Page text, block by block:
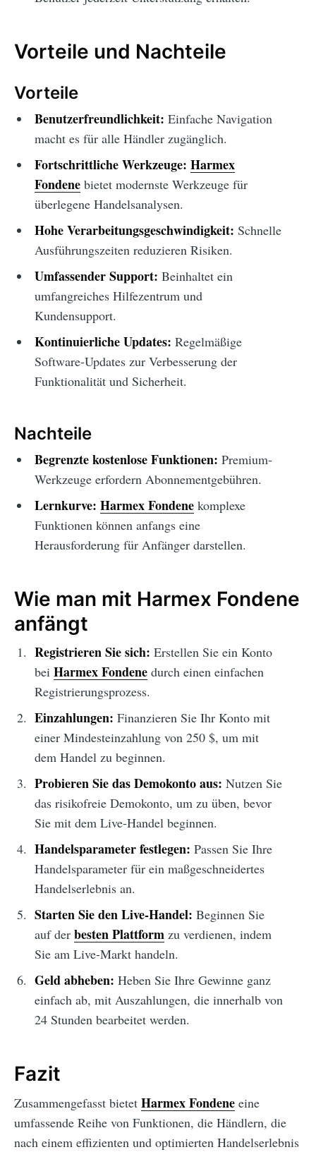
Vorteile und Nachteile
Vorteile
Benutzerfreundlichkeit: Einfache Navigation
macht es für alle Händler zugänglich.
Fortschrittliche Werkzeuge: Harmex
Fondenebietet modernste Werkzeuge für
überlegene Handelsanalysen.
Hohe Verarbeitungsgeschwindigkeit: Schnelle
Ausführungszeiten reduzieren Risiken.
Umfassender Support: Beinhaltet ein
umfangreiches Hilfezentrum und
Kundensupport.
Kontinuierliche Updates: Regelmäßige
Software-Updates zur Verbesserung der
Funktionalität und Sicherheit.
Nachteile
Begrenzte kostenlose Funktionen: Premium-
Werkzeuge erfordern Abonnementgebühren.
Lernkurve: Harmex Fondenekomplexe
Funktionen können anfangs eine
Herausforderung für Anfänger darstellen.
Wie man mit Harmex Fondene
anfängt
Registrieren Sie sich: Erstellen Sie ein Konto
bei Harmex Fondenedurch einen einfachen
Registrierungsprozess.
Einzahlungen: Finanzieren Sie Ihr Konto mit
einer Mindesteinzahlung von 250 $, um mit
dem Handel zu beginnen.
Probieren Sie das Demokonto aus: Nutzen Sie
das risikofreie Demokonto, um zu üben, bevor
Sie mit dem Live-Handel beginnen.
Handelsparameter festlegen: Passen Sie Ihre
Handelsparameter für ein maßgeschneidertes
Handelserlebnis an.
Starten Sie den Live-Handel: Beginnen Sie
auf der besten Plattformzu verdienen, indem
Sie am Live-Markt handeln.
Geld abheben: Heben Sie Ihre Gewinne ganz
einfach ab, mit Auszahlungen, die innerhalb von
24 Stunden bearbeitet werden.
Fazit
Zusammengefasst bietet Harmex Fondene eine
umfassende Reihe von Funktionen, die Händlern, die
nach einem effizienten und optimierten Handelserlebnis